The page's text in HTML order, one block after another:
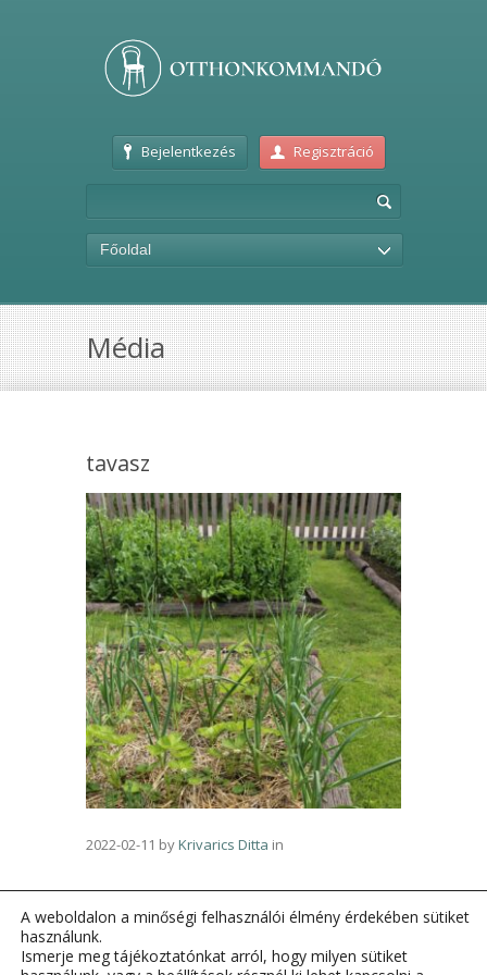
Bejelentkezés Regisztráció
Főoldal
Média
tavasz
2022-02-11 byKrivarics Ditta in
A weboldalon a minőségi felhasználói élmény érdekében sütiket
használunk.
Ismerje meg tájékoztatónkat arról, hogy milyen sütiket